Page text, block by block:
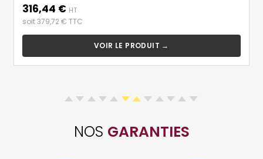
base
Prix
316,44 € HT
soit 379,72 € TTC
VOIR LE PRODUIT →
NOS GARANTIES